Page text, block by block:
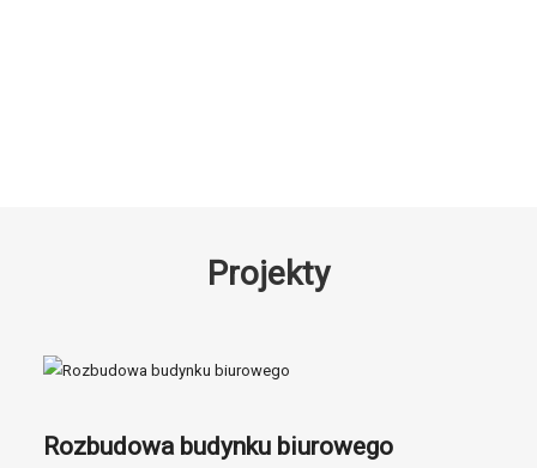
Projekty
Rozbudowa budynku biurowego